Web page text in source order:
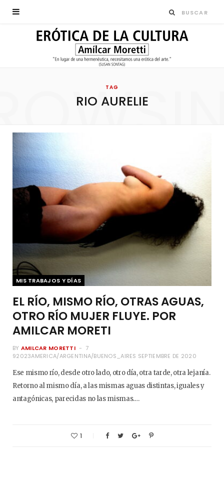
TAG
RIO AURELIE
MIS TRABAJOS Y DÍAS
EL RÍO, MISMO RÍO, OTRAS AGUAS,
OTRO RÍO MUJER FLUYE. POR
AMILCAR MORETI
BY AMILCAR MORETTI
7
92023AMERICA/ARGENTINA/BUENOS_AIRES SEPTIEMBRE DE 2020
Ese mismo río, desde otro lado, otro día, otra tarde, otra lejanía.
Retorno al mismo día, a las mismas aguas distintas, iguales y
antagónicas, parecidas no las mismas.…
1